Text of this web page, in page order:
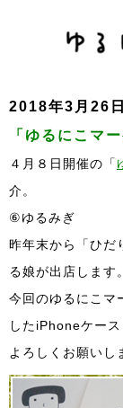
2018年3月26日
「ゆるにこマ
４月８日開催の「
介。
⑥ゆるみぎ
昨年末から「ひだ
る娘が出店します。
今回のゆるにこマ
したiPhoneケー
よろしくお願いし